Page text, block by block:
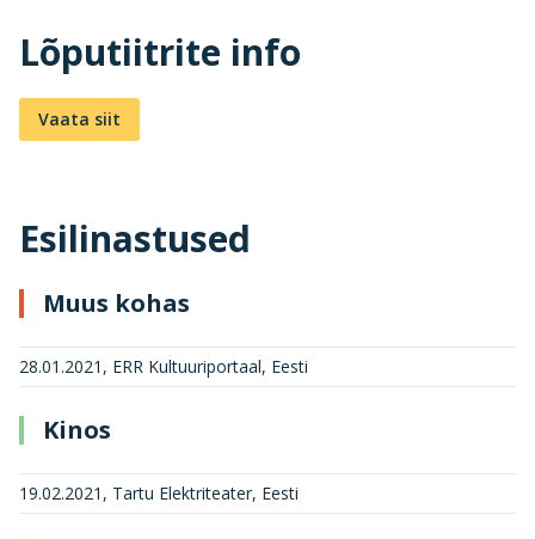
Lõputiitrite info
Vaata siit
Esilinastused
Muus kohas
28.01.2021, ERR Kultuuriportaal, Eesti
Kinos
19.02.2021, Tartu Elektriteater, Eesti